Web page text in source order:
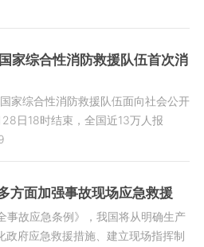
家综合性消防救援队伍首次消
家综合性消防救援队伍面向社会公开
日18时结束，全国近13万人报
方面加强事故现场应急救援
事故应急条例》，我国将从明确生产
政府应急救援措施、建立现场指挥制